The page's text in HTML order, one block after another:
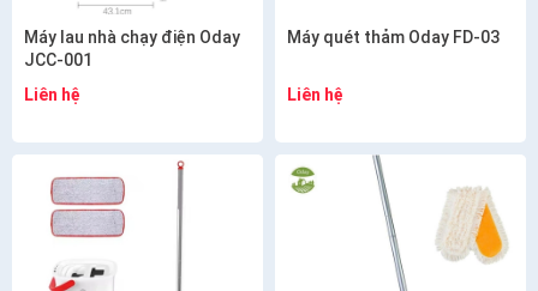
Máy lau nhà chạy điện Oday
JCC-001
Liên hệ
Máy quét thảm Oday FD-03
Liên hệ